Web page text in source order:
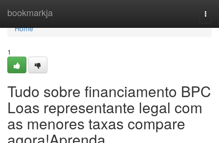
bookmarkja
Home
Home
1
Tudo sobre financiamento BPC
Loas representante legal com
as menores taxas compare